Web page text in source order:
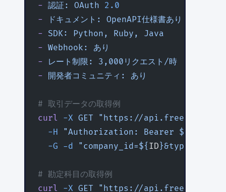
- 認証: OAuth 2.0
- ドキュメント:
OpenAPI仕様書あり
- SDK: Python, Ruby,
Java
- Webhook:
あり
- レート制限:
3,000リクエスト/時
- 開発者コミュニティ: あり
# 取引データの取得例
curl -X GET "https://api.freee.co.jp/
  -H
"Authorization: Bearer ${
  -G
-d "company_id=${ ID
# 勘定科目の取得例
curl -X GET "https://api.freee.co.jp/